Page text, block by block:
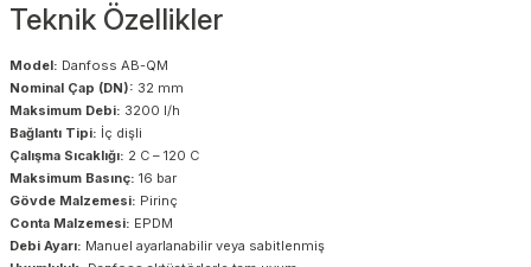
Teknik Özellikler
Model: Danfoss AB-QM
Nominal Çap (DN): 32 mm
Maksimum Debi: 3200 l/h
Bağlantı Tipi: İç dişli
Çalışma Sıcaklığı: 2 C – 120 C
Maksimum Basınç: 16 bar
Gövde Malzemesi: Pirinç
Conta Malzemesi: EPDM
Debi Ayarı: Manuel ayarlanabilir veya sabitlenmiş